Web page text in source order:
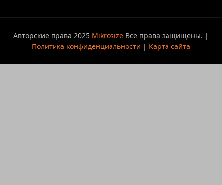
Авторские права 2025 Mikrosize Все права защищены. |
Политика конфиденциальности | Карта сайта